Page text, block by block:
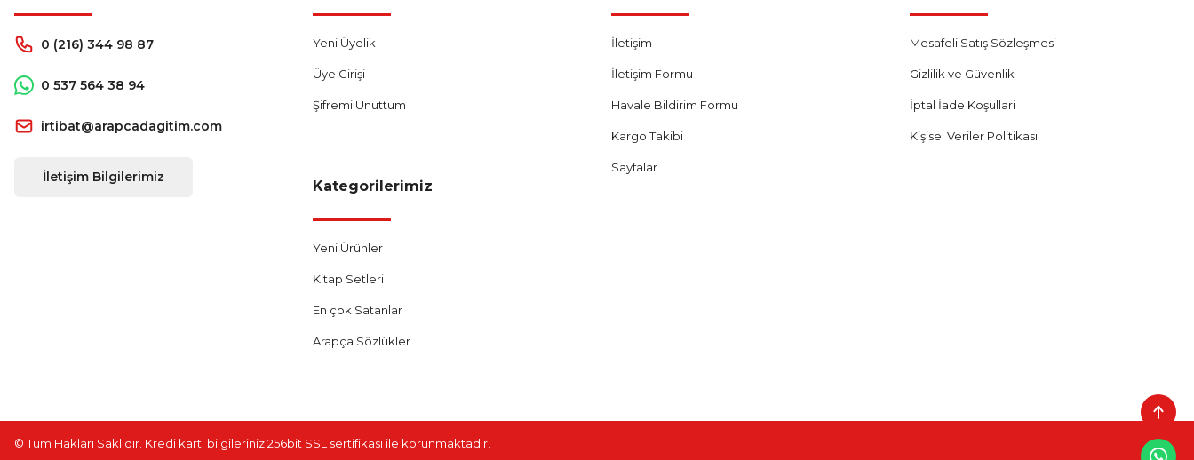
0 (216) 344 98 87
0 537 564 38 94
irtibat@arapcadagitim.com
İletişim Bilgilerimiz
Yeni Üyelik
Üye Girişi
Şifremi Unuttum
İletişim
İletişim Formu
Havale Bildirim Formu
Kargo Takibi
Sayfalar
Mesafeli Satış Sözleşmesi
Gizlilik ve Güvenlik
İptal İade Koşullari
Kişisel Veriler Politikası
Kategorilerimiz
Yeni Ürünler
Kitap Setleri
En çok Satanlar
Arapça Sözlükler
© Tüm Hakları Saklıdır. Kredi kartı bilgileriniz 256bit SSL sertifikası ile korunmaktadır.